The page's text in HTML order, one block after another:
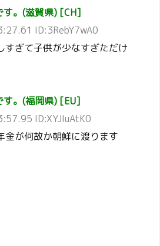
す。(滋賀県) [CH]
ID:3RebY7wA0
すぎて子供が少なすぎただけ
す。(福岡県) [EU]
ID:XYJIuAtK0
金が何故か朝鮮に渡ります